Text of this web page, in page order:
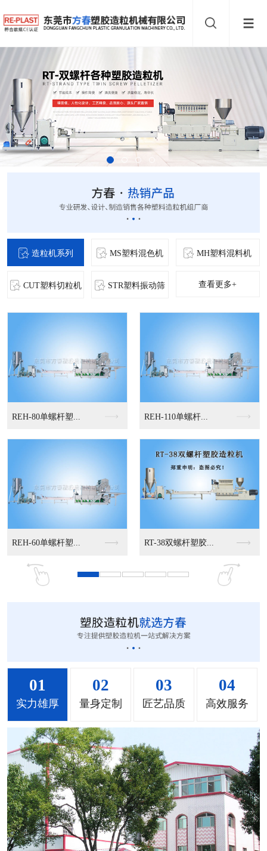
造粒机系列 MS塑料混色机 MH塑料混料机
CUT塑料切粒机 STR塑料振动筛 查看更多+
MS-立式混色机
MS-50立式混色机... MS-100立式混色...
MS-200立式混色...
MH-1000立式混... MH-2000塑料混...
01
实力雄厚
02
量身定制
03
匠艺品质
04
高效服务